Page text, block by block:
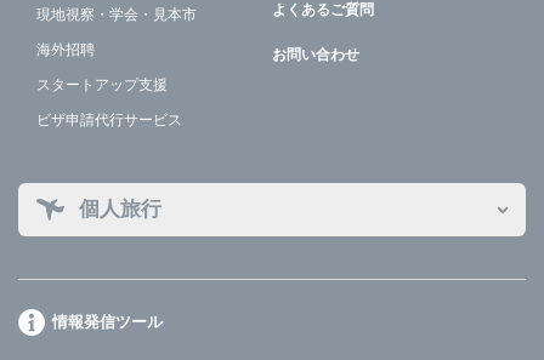
現地視察・学会・見本市
海外招聘
スタートアップ支援
ビザ申請代行サービス
よくあるご質問
お問い合わせ
個人旅行
情報発信ツール